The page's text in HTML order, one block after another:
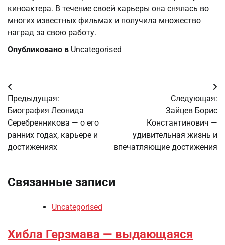
киноактера. В течение своей карьеры она снялась во
многих известных фильмах и получила множество
наград за свою работу.
Опубликовано в Uncategorised
Навигация
по
записям
Предыдущая:
Биография Леонида
Серебренникова — о его
ранних годах, карьере и
достижениях
Следующая:
Зайцев Борис
Константинович —
удивительная жизнь и
впечатляющие достижения
Связанные записи
Uncategorised
Хибла Герзмава — выдающаяся